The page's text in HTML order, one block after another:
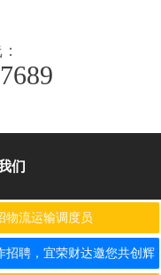
们
物流运输调度员
招聘，宜荣财达邀您共创辉